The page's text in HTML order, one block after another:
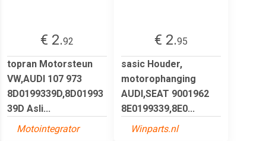
€ 2.92
topran Motorsteun
VW,AUDI 107 973
8D0199339D,8D01993
39D Asli...
Motointegrator
€ 2.95
sasic Houder,
motorophanging
AUDI,SEAT 9001962
8E0199339,8E0...
Winparts.nl